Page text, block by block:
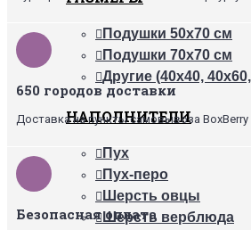
Подушки 50х70 см
Подушки 70х70 см
Другие (40х40,
НАПОЛНИТЕЛИ
Пух
Пух-перо
Шерсть овцы
Шерсть верблюда
650 городов доставки
Доставка на пункты самовывоза
Безопасная оплата